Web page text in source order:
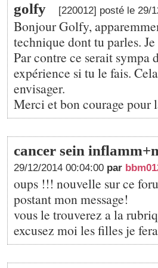
golfy [220012] posté le 29/
Bonjour Golfy,
technique dont tu parles.
Par contre ce serait sympa
expérience si tu le fais.
envisager.
Merci et bon courage pour
cancer sein
29/12/2014 00:04:00 par
oups !!! nouvelle sur ce
postant mon message!
vous le trouverez a la
excusez moi les filles je